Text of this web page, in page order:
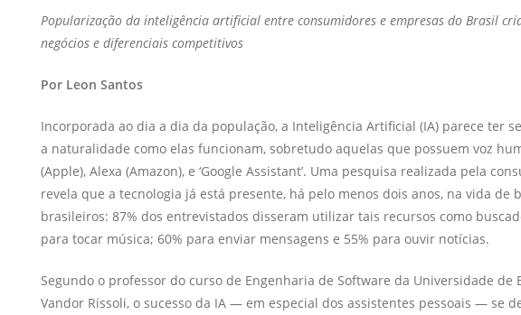
Popularização da inteligência artificial entre consumidores e empresas do Brasil
negócios e diferenciais competitivos
Por Leon Santos
Incorporada ao dia a dia da população, a Inteligência Artificial (IA) parece ter
a naturalidade como elas funcionam, sobretudo aquelas que possuem voz
(Apple), Alexa (Amazon), e ‘Google Assistant’. Uma pesquisa realizada pela
revela que a tecnologia já está presente, há pelo menos dois anos, na vida de
brasileiros: 87% dos entrevistados disseram utilizar tais recursos como
para tocar música; 60% para enviar mensagens e 55% para ouvir notícias.
Segundo o professor do curso de Engenharia de Software da Universidade de
Vandor Rissoli, o sucesso da IA — em especial dos assistentes pessoais — se